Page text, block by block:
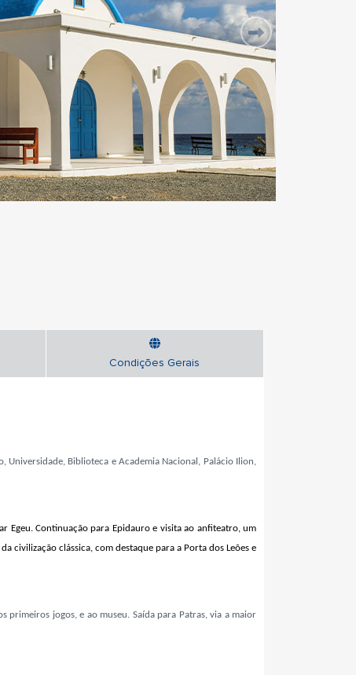
Condições Gerais
Universidade, Biblioteca e Academia Nacional, Palácio Ilion,
Egeu. Continuação para Epidauro e visita ao anfiteatro, um
civilização clássica, com desta­que para a Porta dos Leões e
primeiros jogos, e ao museu. Saída para Patras, via a maior